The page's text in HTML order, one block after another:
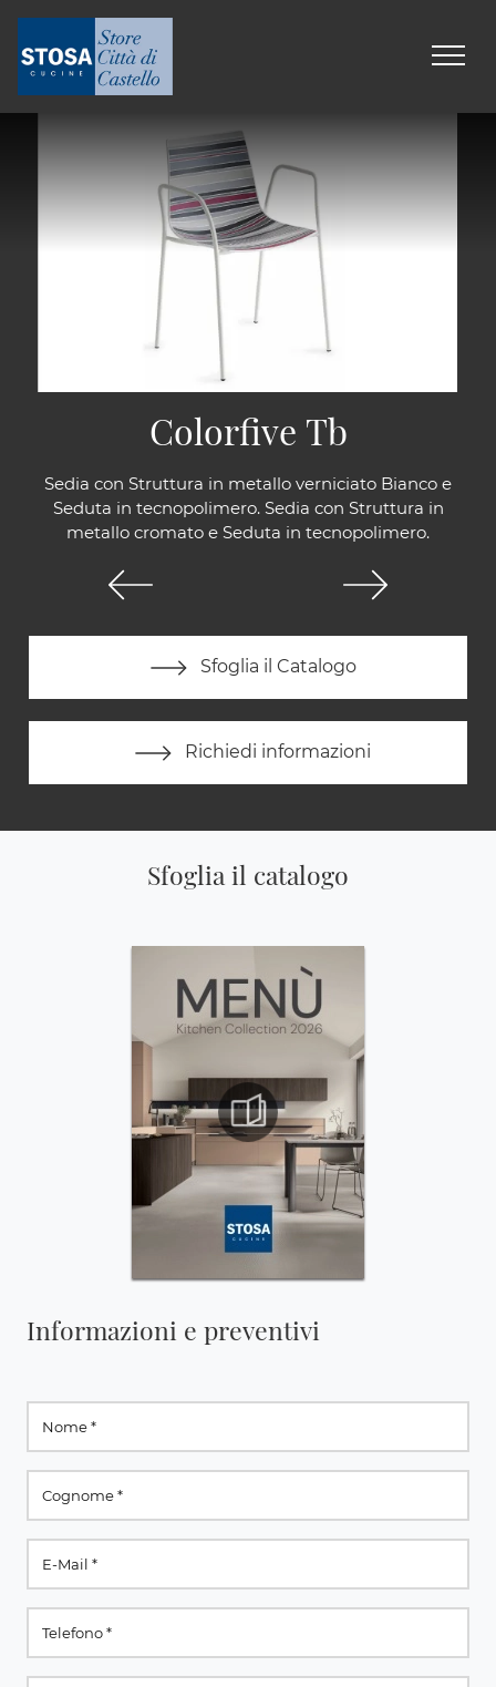
Sedia con Struttura in metallo verniciato Bianco e
Seduta in tecnopolimero. Sedia con Struttura in
metallo cromato e Seduta in tecnopolimero.
Sfoglia il Catalogo
Richiedi informazioni
Colorfive Tb
Sfoglia il catalogo
Informazioni e preventivi